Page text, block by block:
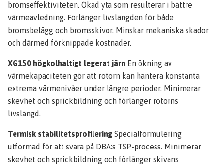
bromseffektiviteten. Ökad yta som resulterar i bättre
värmeavledning. Förlänger livslängden för både
bromsbelägg och bromsskivor. Minskar mekaniska skador
och därmed förknippade kostnader.
XG150 högkolhaltigt legerat järn En ökning av
värmekapaciteten gör att rotorn kan hantera konstanta
extrema värmenivåer under längre perioder. Minimerar
skevhet och sprickbildning och förlänger rotorns
livslängd.
Termisk stabilitetsprofilering Specialformulering
utformad för att svara på DBA:s TSP-process. Minimerar
skevhet och sprickbildning och förlänger skivans